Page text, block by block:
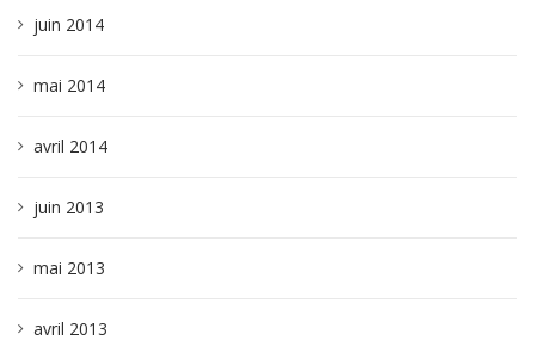
juin 2014
mai 2014
avril 2014
juin 2013
mai 2013
avril 2013